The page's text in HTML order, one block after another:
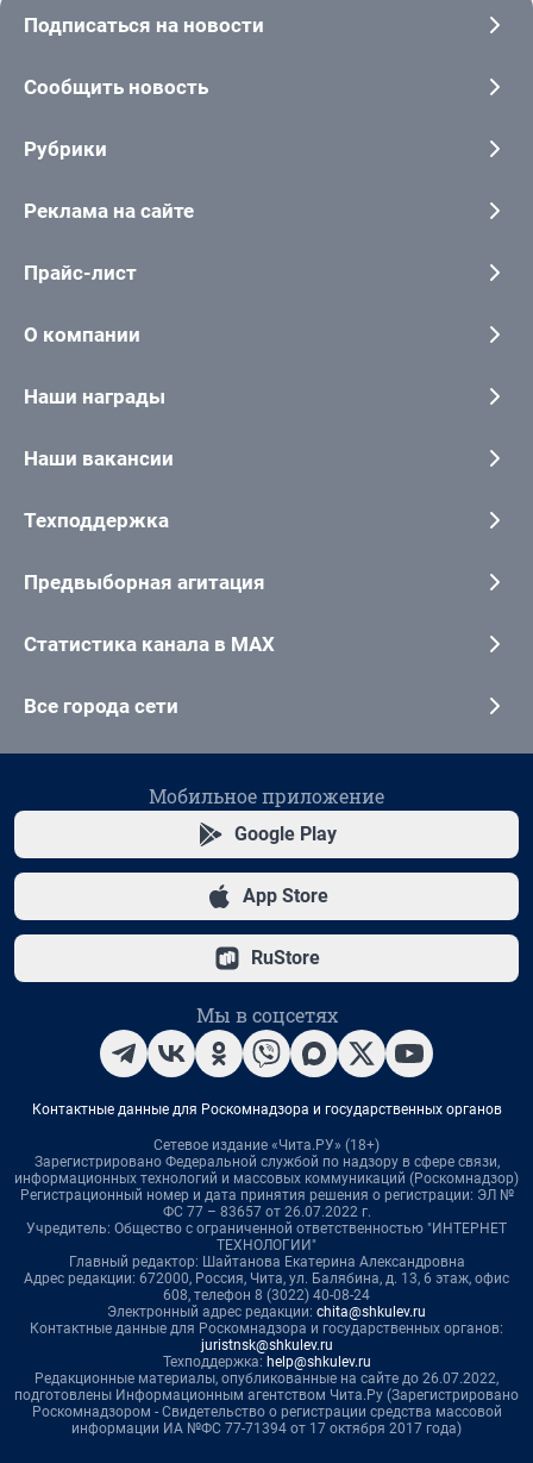
Подписаться на новости
Сообщить новость
Рубрики
Реклама на сайте
Прайс-лист
О компании
Наши награды
Наши вакансии
Техподдержка
Предвыборная агитация
Статистика канала в MAX
Все города сети
Мобильное приложение
Google Play
App Store
RuStore
Мы в соцсетях
Контактные данные для Роскомнадзора и государственных органов
Сетевое издание «Чита.РУ» (18+)
Зарегистрировано Федеральной службой по надзору в сфере связи,
информационных технологий и массовых коммуникаций (Роскомнадзор)
Регистрационный номер и дата принятия решения о регистрации: ЭЛ №
ФС 77 – 83657 от 26.07.2022 г.
Учредитель: Общество с ограниченной ответственностью "ИНТЕРНЕТ
ТЕХНОЛОГИИ"
Главный редактор: Шайтанова Екатерина Александровна
Адрес редакции: 672000, Россия, Чита, ул. Балябина, д. 13, 6 этаж, офис
608, телефон 8 (3022) 40-08-24
Электронный адрес редакции: chita@shkulev.ru
Контактные данные для Роскомнадзора и государственных органов:
juristnsk@shkulev.ru
Техподдержка: help@shkulev.ru
Редакционные материалы, опубликованные на сайте до 26.07.2022,
подготовлены Информационным агентством Чита.Ру (Зарегистрировано
Роскомнадзором - Свидетельство о регистрации средства массовой
информации ИА №ФС 77-71394 от 17 октября 2017 года)